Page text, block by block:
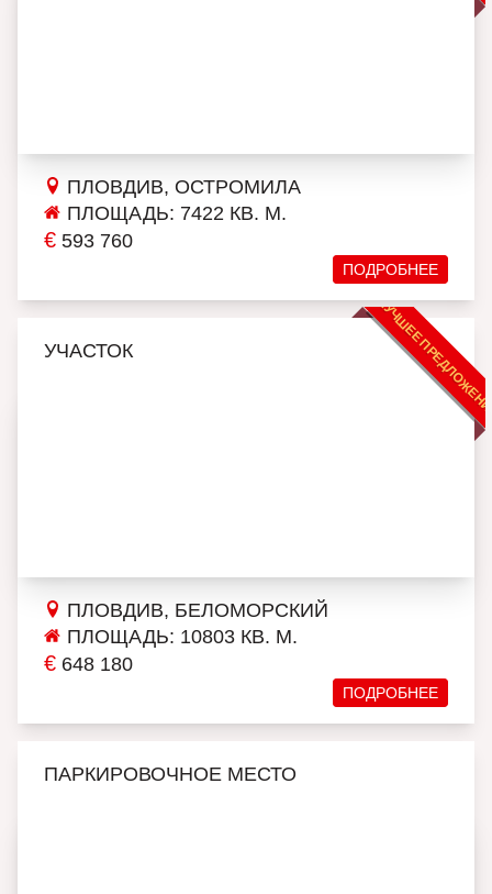
ПЛОВДИВ, ОСТРОМИЛА
ПЛОЩАДЬ: 7422 КВ. М.
€ 593 760
ПОДРОБНЕЕ
ЛУЧШЕЕ
УЧАСТОК
ПЛОВДИВ, БЕЛОМОРСКИЙ
ПЛОЩАДЬ: 10803 КВ. М.
€ 648 180
ПОДРОБНЕЕ
ПАРКИРОВОЧНОЕ МЕСТО